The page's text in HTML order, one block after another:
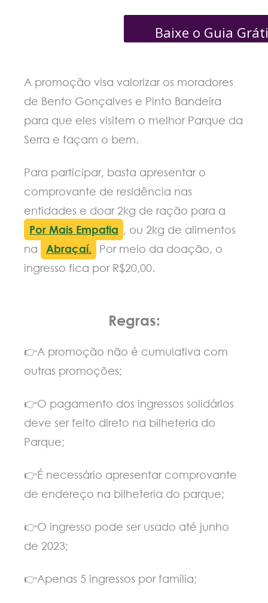
Baixe o Guia
A promoção visa valorizar os moradores
de Bento Gonçalves e Pinto Bandeira
para que eles visitem o melhor Parque da
Serra e façam o bem.
Para participar, basta apresentar o
comprovante de residência nas
entidades e doar 2kg de ração para a
Por Mais Empatia , ou 2kg de alimentos
na
Abraçaí.
Por meio da doação, o
ingresso fica por R$20,00.
Regras:
👉A promoção não é cumulativa com
outras promoções;
👉O pagamento dos ingressos solidários
deve ser feito direto na bilheteria do
Parque;
👉É necessário apresentar comprovante
de endereço na bilheteria do parque;
👉O ingresso pode ser usado até junho
de 2023;
👉Apenas 5 ingressos por família;